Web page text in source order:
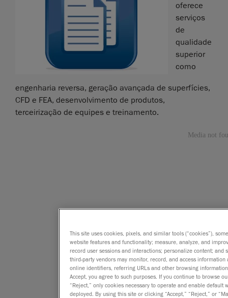
oferece
serviços
de
qualidade
superior
como
engenharia reversa, geração avançada de superfícies,
CFD e FEA, desenvolvimento de produtos,
terceirização de equipes e treinamento.
This site uses cookies, pixels, and similar tools (“cookies”),
website features and functionality; measure, analyze, and
record user sessions and interactions; personalize content;
third-party vendors may monitor, record, and access
online identifiers, referring URLs and other browsing
Accept, you agree to such purposes. If you continue to browse
“Reject,” only cookies necessary to operate and enable
deployed. By using this site or clicking “Accept,” “Reject,” or